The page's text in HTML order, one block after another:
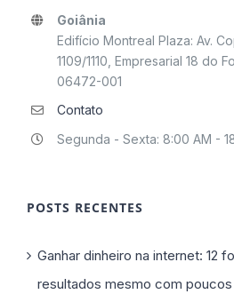
Goiânia
Edifício Montreal Plaza: Av.
1109/1110, Empresarial 18 do
06472-001
Contato
Segunda - Sexta: 8:00 AM -
POSTS RECENTES
Ganhar dinheiro na internet: 12
resultados mesmo com